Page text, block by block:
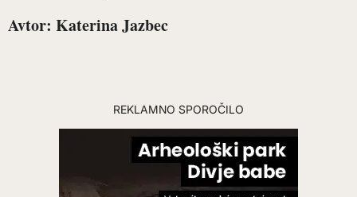
Avtor: Katerina Jazbec
REKLAMNO SPOROČILO